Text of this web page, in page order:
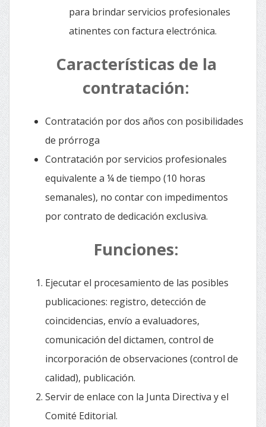
para brindar servicios profesionales
atinentes con factura electrónica.
Características de la
contratación:
Contratación por dos años con posibilidades
de prórroga
Contratación por servicios profesionales
equivalente a ¼ de tiempo (10 horas
semanales), no contar con impedimentos
por contrato de dedicación exclusiva.
Funciones:
Ejecutar el procesamiento de las posibles
publicaciones: registro, detección de
coincidencias, envío a evaluadores,
comunicación del dictamen, control de
incorporación de observaciones (control de
calidad), publicación.
Servir de enlace con la Junta Directiva y el
Comité Editorial.